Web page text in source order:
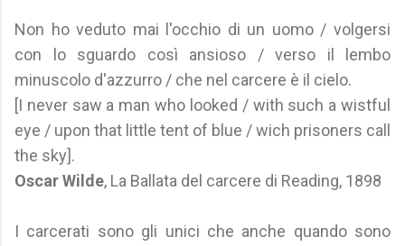
Non ho veduto mai l'occhio di un uomo / volgersi
con lo sguardo così ansioso / verso il lembo
minuscolo d'azzurro / che nel carcere è il cielo.
[I never saw a man who looked / with such a wistful
eye / upon that little tent of blue / wich prisoners call
the sky].
Oscar Wilde, La Ballata del carcere di Reading, 1898
I carcerati sono gli unici che anche quando sono